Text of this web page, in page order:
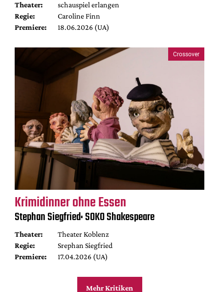
Theater:
schauspiel erlangen
Regie:
Caroline Finn
Premiere:
18.06.2026 (UA)
Crossover
Krimidinner ohne Essen
Stephan Siegfried: SOKO Shakespeare
Theater:
Theater Koblenz
Regie:
Srephan Siegfried
Premiere:
17.04.2026 (UA)
Mehr Kritiken